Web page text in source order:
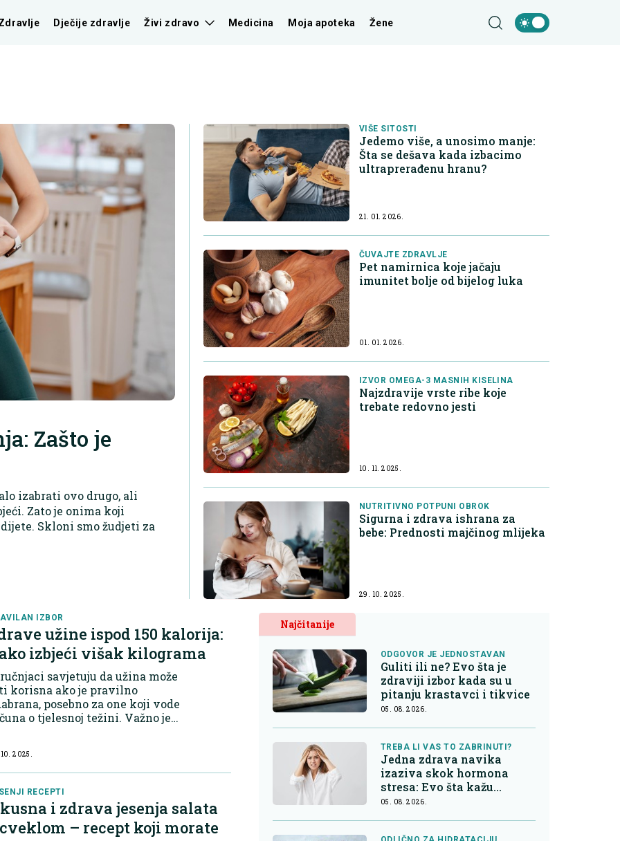
Dječije zdravlje Živi zdravo Medicina Moja apoteka Žene
Zašto je
izabrati ovo drugo, ali
Zato je onima koji
Skloni smo žudjeti za
VIŠE SITOSTI
Jedemo više, a unosimo manje:
Šta se dešava kada izbacimo
ultraprerađenu hranu?
21. 01. 2026.
ČUVAJTE ZDRAVLJE
Pet namirnica koje jačaju
imunitet bolje od bijelog luka
01. 01. 2026.
IZVOR OMEGA-3 MASNIH KISELINA
Najzdravije vrste ribe koje
trebate redovno jesti
10. 11. 2025.
NUTRITIVNO POTPUNI OBROK
Sigurna i zdrava ishrana za
bebe: Prednosti majčinog mlijeka
29. 10. 2025.
IZBOR
užine ispod 150 kalorija:
izbjeći višak kilograma
savjetuju da užina može
korisna ako je pravilno
posebno za one koji vode
o tjelesnoj težini. Važno je
pomažu u održavanju
sit...
2025.
RECEPTI
i zdrava jesenja salata
– recept koji morate
Najčitanije
ODGOVOR JE JEDNOSTAVAN
Guliti ili ne? Evo šta je
zdraviji izbor kada su u
pitanju krastavci i tikvice
05. 08. 2026.
TREBA LI VAS TO ZABRINUTI?
Jedna zdrava navika
izaziva skok hormona
stresa: Evo šta kažu
endokrinolozi
05. 08. 2026.